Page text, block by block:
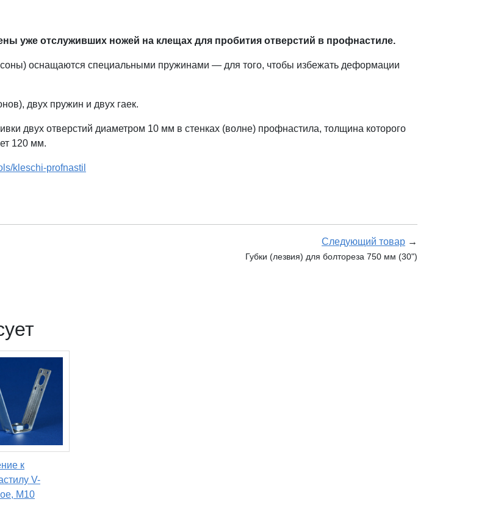
уже отслуживших ножей на клещах для пробития отверстий в профнастиле.
оснащаются специальными пружинами — для того, чтобы избежать деформации
двух пружин и двух гаек.
двух отверстий диаметром 10 мм в стенках (волне) профнастила, толщина которого
120 мм.
kleschi-profnastil
Следующий товар →
Губки (лезвия) для болтореза 750 мм (30")
к
V-
М10